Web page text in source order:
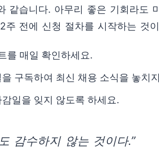
같습니다. 아무리 좋은 기회라도
주 전에 신청 절차를 시작하는 것
를 매일 확인하세요.
구독하여 최신 채용 소식을 놓치
일을 잊지 않도록 하세요.
감수하지 않는 것이다.”